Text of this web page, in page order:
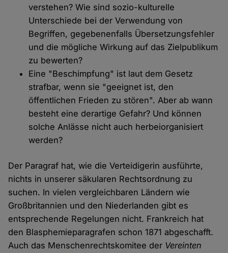
verstehen? Wie sind sozio-kulturelle
Unterschiede bei der Verwendung von
Begriffen, gegebenenfalls Übersetzungsfehler
und die mögliche Wirkung auf das Zielpublikum
zu bewerten?
Eine "Beschimpfung" ist laut dem Gesetz
strafbar, wenn sie "geeignet ist, den
öffentlichen Frieden zu stören". Aber ab wann
besteht eine derartige Gefahr? Und können
solche Anlässe nicht auch herbeiorganisiert
werden?
Der Paragraf hat, wie die Verteidigerin ausführte,
nichts in unserer säkularen Rechtsordnung zu
suchen. In vielen vergleichbaren Ländern wie
Großbritannien und den Niederlanden gibt es
entsprechende Regelungen nicht. Frankreich hat
den Blasphemieparagrafen schon 1871 abgeschafft.
Auch das Menschenrechtskomitee der Vereinten